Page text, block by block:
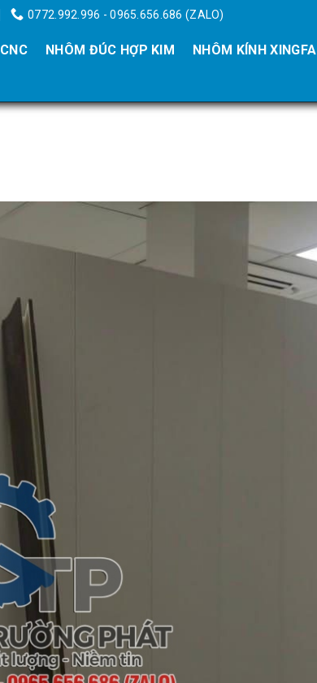
0772.992.996 - 0965.656.686 (ZALO)
NHÔM ĐÚC HỢP KIM NHÔM KÍNH XINGFA